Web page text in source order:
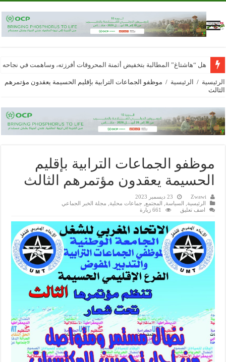
هل “هاشتاغ” المطالبة بتخفيض أثمنة المحروقات أفرزته، وساهمت في
الرئيسية / الرئيسية / موظفو الجماعات الترابية بإقليم الحسيمة يعقدون مؤتمرهم
الثالث
موظفو الجماعات الترابية بإقليم
الحسيمة يعقدون مؤتمرهم الثالث
Zwawi
23 ديسمبر 2023
الرئيسية
السياسة المجتمع جماعات محلية
مجلة الخبر الجماعي
اضف تعليق
661 زيارة